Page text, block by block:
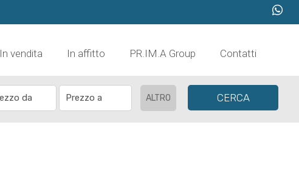
In vendita In affitto PR.IM.A Group Contatti
ALTRO CERCA